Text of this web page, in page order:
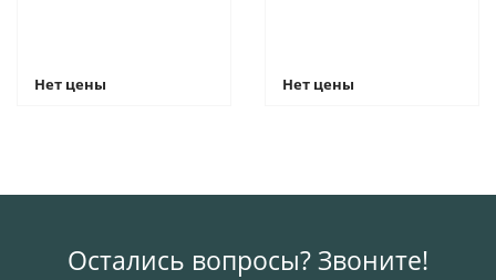
Нет цены Нет цены
Остались вопросы? Звоните!